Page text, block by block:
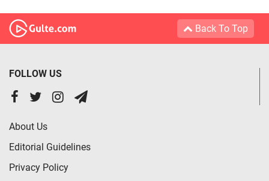
Back To Top
FOLLOW US
About Us
Editorial Guidelines
Privacy Policy